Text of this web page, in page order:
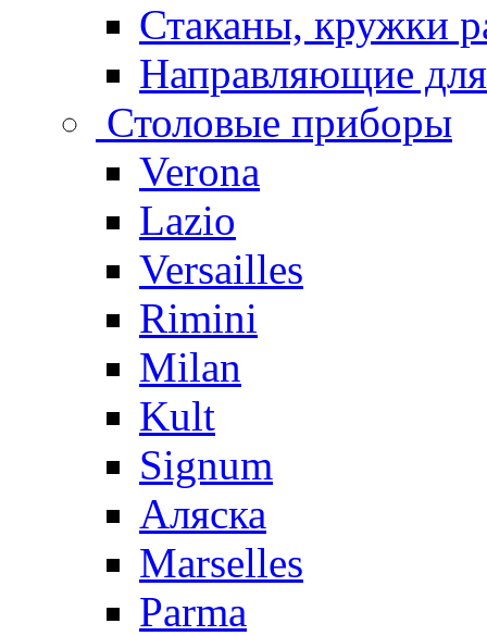
Стаканы, кружки
Направляющие
Столовые приборы
Verona
Lazio
Versailles
Rimini
Milan
Kult
Signum
Аляска
Marselles
Parma